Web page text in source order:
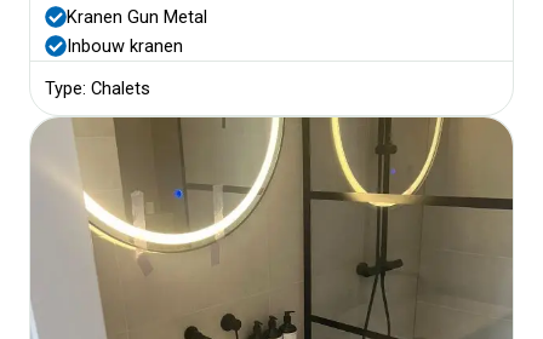
Kranen Gun Metal
Inbouw kranen
Type: Chalets